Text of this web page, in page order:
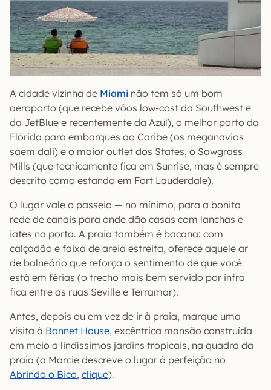
A cidade vizinha de Miami não tem só um bom
aeroporto (que recebe vôos low-cost da Southwest e
da JetBlue e recentemente da Azul), o melhor porto da
Flórida para embarques ao Caribe (os meganavios
saem dali) e o maior outlet dos States, o Sawgrass
Mills (que tecnicamente fica em Sunrise, mas é sempre
descrito como estando em Fort Lauderdale).
O lugar vale o passeio — no mínimo, para a bonita
rede de canais para onde dão casas com lanchas e
iates na porta. A praia também é bacana: com
calçadão e faixa de areia estreita, oferece aquele ar
de balneário que reforça o sentimento de que você
está em férias (o trecho mais bem servido por infra
fica entre as ruas Seville e Terramar).
Antes, depois ou em vez de ir à praia, marque uma
visita à Bonnet House, excêntrica mansão construída
em meio a lindíssimos jardins tropicais, na quadra da
praia (a Marcie descreve o lugar à perfeição no
Abrindo o Bico, clique).